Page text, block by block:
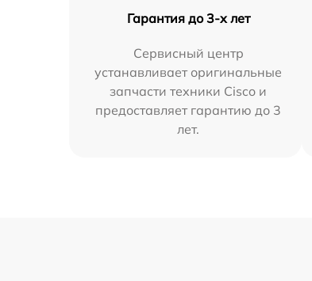
Гарантия до 3-х лет
Сервисный центр
устанавливает оригинальные
запчасти техники Cisco и
предоставляет гарантию до 3
лет.